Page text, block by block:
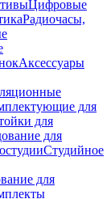
Цифровые
Радиочасы,
Аксессуары
для
для
для
Студийное
для